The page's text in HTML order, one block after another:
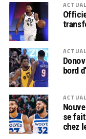
bord
se
chez